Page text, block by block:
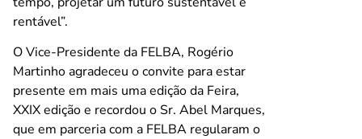
rentável”.
O Vice-Presidente da FELBA, Rogério
Martinho agradeceu o convite para estar
presente em mais uma edição da Feira,
XXIX edição e recordou o Sr. Abel Marques,
que em parceria com a FELBA regularam o